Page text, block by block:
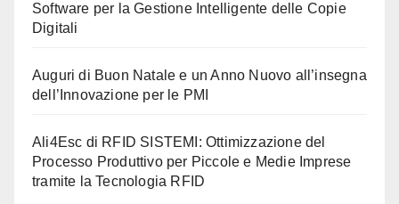
Software per la Gestione Intelligente delle Copie
Digitali
Auguri di Buon Natale e un Anno Nuovo all’insegna
dell’Innovazione per le PMI
Ali4Esc di RFID SISTEMI: Ottimizzazione del
Processo Produttivo per Piccole e Medie Imprese
tramite la Tecnologia RFID